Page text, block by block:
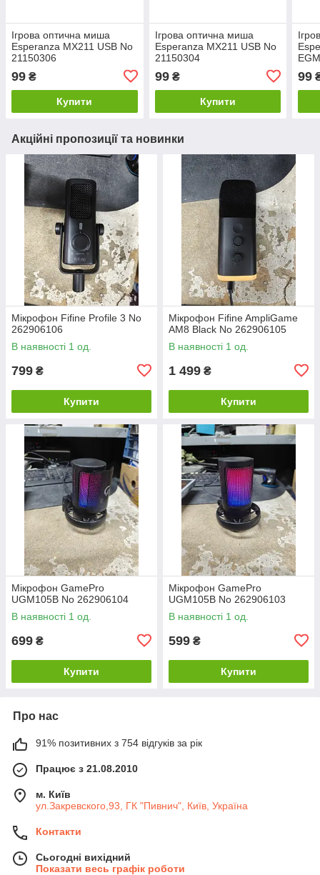
Ігрова оптична миша
Esperanza MX211 USB No
21150306
99 ₴
Купити
Ігрова оптична миша
Esperanza MX211 USB No
21150304
99₴
Купити
99
Акційні пропозиції та новинки
Мікрофон Fifine Profile 3 No
262906106
В наявності 1 од.
799 ₴
Купити
Мікрофон Fifine AmpliGame
AM8 Black No 262906105
В наявності 1 од.
1 499 ₴
Купити
Мікрофон GamePro
UGM105B No 262906104
В наявності 1 од.
699 ₴
Купити
Мікрофон GamePro
UGM105B No 262906103
В наявності 1 од.
599 ₴
Купити
Про нас
91% позитивних з 754 відгуків за рік
Працює з 21.08.2010
м. Київ
ул.Закревского,93, ГК "Пивнич", Київ, Україна
Контакти
Сьогодні вихідний
Показати весь графік роботи